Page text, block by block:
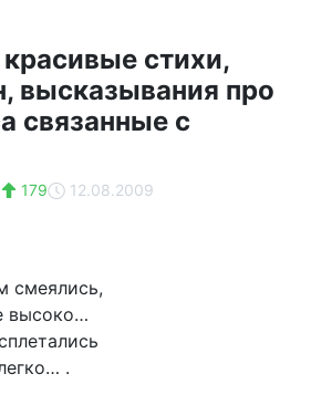
стихи,
высказывания про
связанные с
179 12.08.2009
смеялись,
высоко…
.